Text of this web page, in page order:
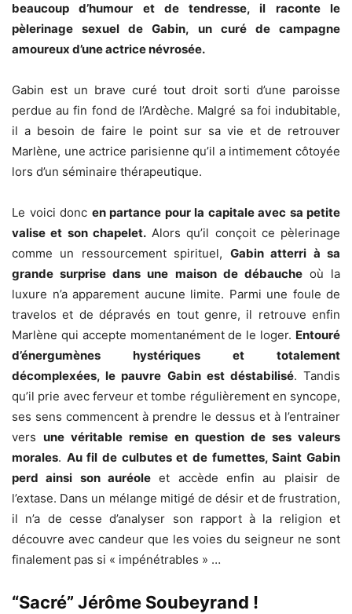
beaucoup d’humour et de tendresse, il raconte le
pèlerinage sexuel de Gabin, un curé de campagne
amoureux d’une actrice névrosée.
Gabin est un brave curé tout droit sorti d’une paroisse
perdue au fin fond de l’Ardèche. Malgré sa foi indubitable,
il a besoin de faire le point sur sa vie et de retrouver
Marlène, une actrice parisienne qu’il a intimement côtoyée
lors d’un séminaire thérapeutique.
Le voici donc en partance pour la capitale avec sa petite
valise et son chapelet.Alors qu’il conçoit ce pèlerinage
comme un ressourcement spirituel, Gabin atterri à sa
grande surprise dans une maison de débaucheoù la
luxure n’a apparement aucune limite. Parmi une foule de
travelos et de dépravés en tout genre, il retrouve enfin
Marlène qui accepte momentanément de le loger. Entouré
d’énergumènes hystériques et totalement
décomplexées, le pauvre Gabin est déstabilisé. Tandis
qu’il prie avec ferveur et tombe régulièrement en syncope,
ses sens commencent à prendre le dessus et à l’entrainer
vers une véritable remise en question de ses valeurs
morales. Au fil de culbutes et de fumettes, Saint Gabin
perd ainsi son auréole et accède enfin au plaisir de
l’extase. Dans un mélange mitigé de désir et de frustration,
il n’a de cesse d’analyser son rapport à la religion et
découvre avec candeur que les voies du seigneur ne sont
finalement pas si « impénétrables » …
“Sacré” Jérôme Soubeyrand !